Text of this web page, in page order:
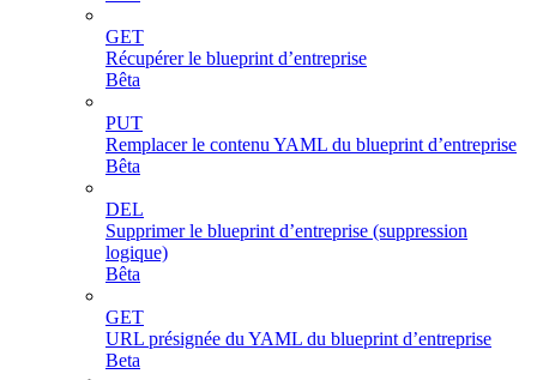
GET
Récupérer le blueprint d’entreprise
Bêta
PUT
Remplacer le contenu YAML du blueprint d’entreprise
Bêta
DEL
Supprimer le blueprint d’entreprise (suppression
logique)
Bêta
GET
URL présignée du YAML du blueprint d’entreprise
Beta